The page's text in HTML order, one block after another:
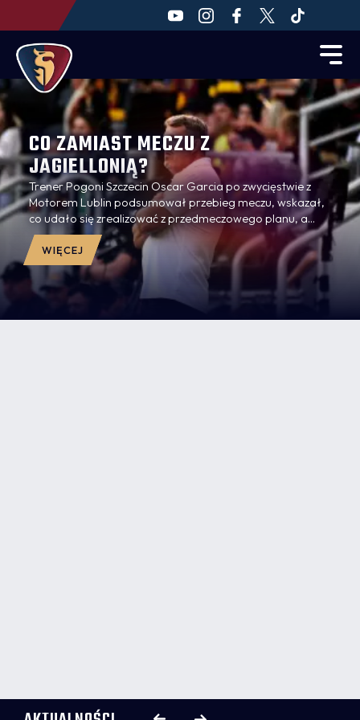
CO ZAMIAST MECZU Z
JAGIELLONIĄ?
Trener Pogoni Szczecin Oscar Garcia po zwycięstwie z
Motorem Lublin podsumował przebieg meczu, wskazał,
co udało się zrealizować z przedmeczowego planu, a
czego wciąż nie jest w stanie zaakceptować.
Szkoleniowiec odniósł się również do przełożenia
najbliższego spotkania z Jagiellonią Białystok i zdradził,
że wolałby wygrywać z większą liczbą strzelonych goli,
nawet za cenę straty bramki.
WIĘCEJ